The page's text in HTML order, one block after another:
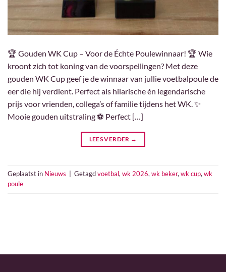
🏆 Gouden WK Cup – Voor de Échte Poulewinnaar! 🏆 Wie
kroont zich tot koning van de voorspellingen? Met deze
gouden WK Cup geef je de winnaar van jullie voetbalpoule de
eer die hij verdient. Perfect als hilarische én legendarische
prijs voor vrienden, collega’s of familie tijdens het WK. ✨
Mooie gouden uitstraling ⚽ Perfect […]
LEES VERDER →
Geplaatst in Nieuws Getagdvoetbal, wk 2026, wk beker, wk cup, wk
poule